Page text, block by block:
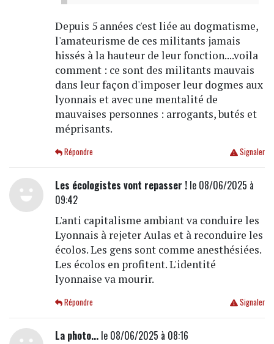
Depuis 5 années c'est liée au dogmatisme,
l'amateurisme de ces militants jamais
hissés à la hauteur de leur fonction....voila
comment : ce sont des militants mauvais
dans leur façon d'imposer leur dogmes aux
lyonnais et avec une mentalité de
mauvaises personnes : arrogants, butés et
méprisants.
Signaler
Répondre
Les écologistes vont repasser !le 08/06/2025 à
09:42
L'anti capitalisme ambiant va conduire les
Lyonnais à rejeter Aulas et à reconduire les
écolos. Les gens sont comme anesthésiées.
Les écolos en profitent. L'identité
lyonnaise va mourir.
Signaler
Répondre
La photo...le 08/06/2025 à 08:16